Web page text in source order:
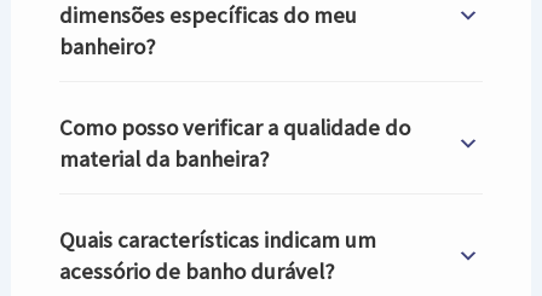
dimensões específicas do meu
banheiro?
Como posso verificar a qualidade do
material da banheira?
Quais características indicam um
acessório de banho durável?